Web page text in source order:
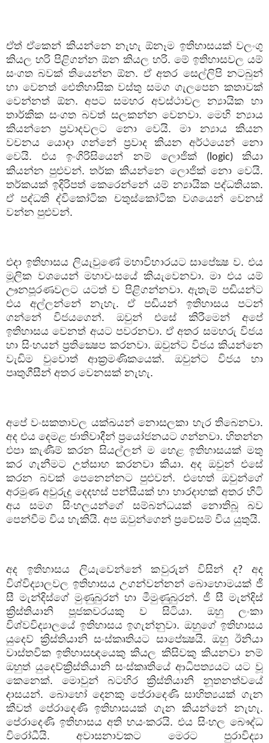
ඒත් ඒකෙන් කියන්නෙ නැහැ ඕනෑම ඉතිහාසයක් වලංගු
කියල හරි පිළිගන්න ඕන කියල හරි. මේ ඉතිහාසවල යම්
සංගත බවක් තියෙන්න ඕන. ඒ අතර සෙල්ලිපි නටබුන්
හා වෙනත් ඓතිහාසික වස්තු සමග ගැලපෙන කතාවක්
වෙන්නත් ඕන. අපට සමහර අවස්ථාවල න්‍යායික හා
තාර්කික සංගත බවත් සලකන්න වෙනවා. මෙහි න්‍යාය
කියන්නෙ ප්‍රවාදවලට නො වෙයි. මා න්‍යාය කියන
වචනය යොදා ගන්නේ ප්‍රවාද කියන අර්ථයෙන් නො
වෙයි. එය ඉංගිරිසියෙන් නම් ලොජික් (logic)කියා
කියන්න පුළුවන්. තර්ක කියන්නෙ ලොජික් නො වෙයි.
තර්කයක් ඉදිරිපත් කෙරෙන්නේ යම් න්‍යායික පද්ධතියක.
ඒ පද්ධති ද්විකෝටික චතුස්කෝටික වශයෙන් වෙනස්
වන්න පුළුවන්.
එදා ඉතිහාසය ලියැවුණේ මහාවිහාරයට සාපේක්‍ෂ ව. එය
මූලික වශයෙන් මහාවංසයේ කියැවෙනවා. මා එය යම්
ඌනපූරණවලට යටත් ව පිළිගන්නවා. ඇතැම් පඬියන්ට
එය අල්ලන්නේ නැහැ. ඒ පඬියන් ඉතිහාසය පටන්
ගන්නේ විජයගෙන්. ඔවුන් එසේ කිරීමෙන් අපේ
ඉතිහාසය වෙනත් අයට පවරනවා. ඒ අතර සමහරු විජය
හා සිංහයන් ප්‍රතික්‍ෂෙප කරනවා. ඔවුන්ට විජය කියන්නෙ
වැඩිම වුවොත් ආක්‍රමණිකයෙක්. ඔවුන්ට විජය හා
පෘතුගීසීන් අතර වෙනසක් නැහැ.
අපේ වංසකතාවල යක්ඛයන් නොසලකා හැර තිබෙනවා.
අද එය දෙමළ ජාතිවාදීන් ප්‍රයෝජනයට ගන්නවා. හිතන්න
එපා කැණීම් කරන සියල්ලන් ම හෙළ ඉතිහාසයක් මතු
කර ගැනීමට උත්සාහ කරනවා කියා. අද ඔවුන් එසේ
කරන බවක් පෙනෙන්නට පුළුවන්. එහෙත් ඔවුන්ගේ
අරමුණ අවුරුදු දෙදහස් පන්සීයක් හා හාරදාහක් අතර හිටි
අය සමග සිංහලයන්ගේ සම්බන්ධයක් නොතිබූ බව
පෙන්වීම විය හැකියි. අප ඔවුන්ගෙන් ප්‍රවේසම් විය යුතුයි.
අද ඉතිහාසය ලියැවෙන්නේ කවුරුන් විසින් ද?අද
විශ්විද්‍යාලවල ඉතිහාසය උගන්වන්නන් බොහොමයක් ජී
සී මැන්දිස්ගේ මුණුබුරන් හා මීමුණුබුරන්. ජී සී මැන්දිස්
ක්‍රිස්තියානි පූජකවරයකු ව සිටියා. ඔහු ලංකා
විශ්වවිද්‍යාලයේ ඉතිහාසය ඉගැන්නුවා. ඔහුගේ ඉතිහාසය
යුදෙව් ක්‍රිස්තියානි සංස්කෘතියට සාපේක්‍ෂයි. ඔහු ඊනියා
වාස්තවික ඉතිහාසඥයෙකු කියල කිසිවකු කියනවා නම්
ඔහුත් යුදෙව්ක්‍රිස්තියානි සංස්කෘතියේ ආධිපත්‍යයට යට වූ
කෙනෙක්. මොවුන් බටහිර ක්‍රිස්තියානි නූතනත්වයේ
දාසයන්. බොහෝ දෙනකු පේරාදෙණි සාහිත්‍යයක් ගැන
කීවත් පේරාදෙණි ඉතිහාසයක් ගැන කියන්නේ නැහැ.
පේරාදෙණි ඉතිහාසය අති භයංකරයි. එය සිංහල බෞද්ධ
විරෝධීයි. අවාසනාවකට මෙරට පුරාවිද්‍යා